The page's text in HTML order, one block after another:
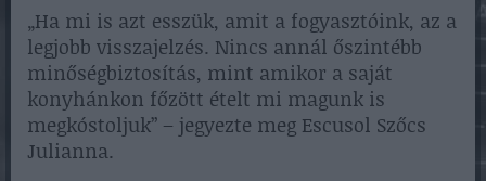
„Ha mi is azt esszük, amit a fogyasztóink, az a
legjobb visszajelzés. Nincs annál őszintébb
minőségbiztosítás, mint amikor a saját
konyhánkon főzött ételt mi magunk is
megkóstoljuk” – jegyezte meg Escusol Szőcs
Julianna.